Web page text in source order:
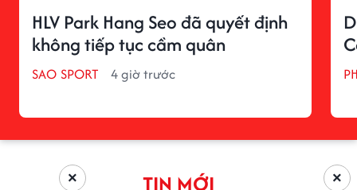
HLV Park Hang Seo đã quyết định
không tiếp tục cầm quân
SAO SPORT 4 giờ trước
TIN MỚI ×
×